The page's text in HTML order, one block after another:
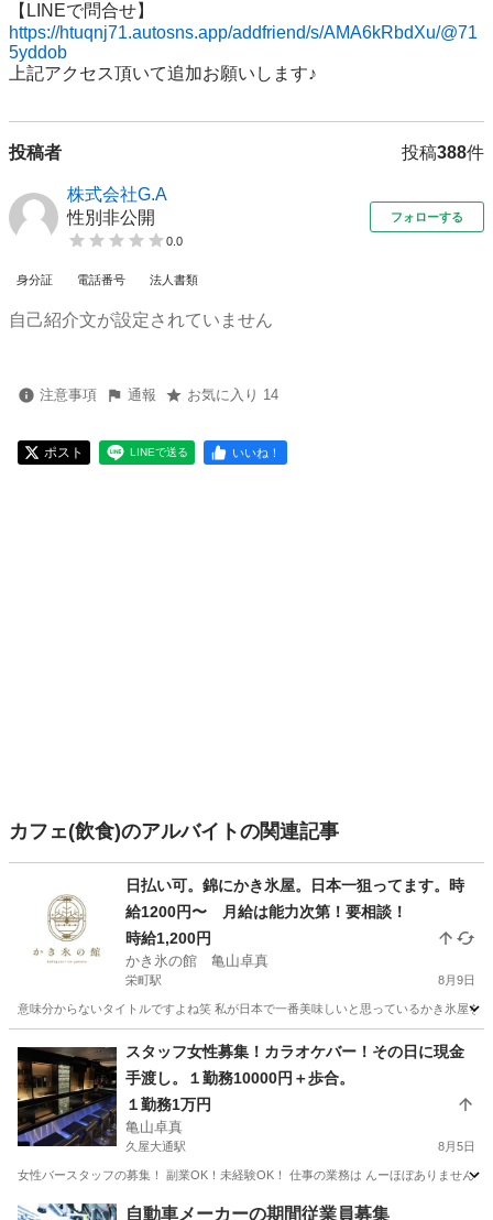
https://htuqnj71.autosns.app/addfriend/s/AMA6kRbdXu/@71
5yddob
上記アクセス頂いて追加お願いします♪
投稿者 投稿388件
株式会社G.A
性別非公開
0.0
フォローする
身分証 電話番号 法人書類
自己紹介文が設定されていません
注意事項 通報 お気に入り 14
ポスト LINEで送る いいね！
カフェ(飲食)のアルバイトの関連記事
日払い可。錦にかき氷屋。日本一狙ってます。時
給1200円〜 月給は能力次第！要相談！
時給1,200円
かき氷の館 亀山卓真
栄町駅 8月9日
意味分からないタイトルですよね笑 私が日本で一番美味しいと思っているかき氷屋
飲食 時給
スタッフ女性募集！カラオケバー！その日に現金
手渡し。１勤務10000円＋歩合。
１勤務1万円
亀山卓真
久屋大通駅 8月5日
女性バースタッフの募集！ 副業OK！未経験OK！ 仕事の業務は んーほぼありません
愛知 名古屋市 久屋大通駅 バーテンダー スタッフ
自動車メーカーの期間従業員募集